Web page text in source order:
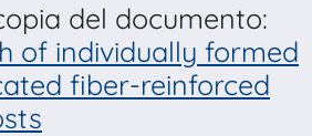
del documento:
of individually formed
fiber-reinforced